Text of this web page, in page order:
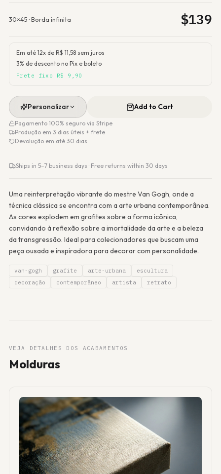
30×45 ·Borda infinita $139
Em até 12x de R$ 11,58sem juros
3% de desconto no Pix e boleto
Frete fixo R$ 9,90
Personalizar Add to Cart
Pagamento 100% seguro via Stripe
Produção em 3 dias úteis + frete
Devolução em até 30 dias
Ships in 5–7 business days · Free returns within 30 days
Uma reinterpretação vibrante do mestre Van Gogh, onde a
técnica clássica se encontra com a arte urbana contemporânea.
As cores explodem em grafites sobre a forma icônica,
convidando à reflexão sobre a imortalidade da arte e a beleza
da transgressão. Ideal para colecionadores que buscam uma
peça ousada e inspiradora para decorar com personalidade.
van-gogh grafite arte-urbana
escultura
decoração
contemporâneo artista retrato
VEJA DETALHES DOS ACABAMENTOS
Molduras